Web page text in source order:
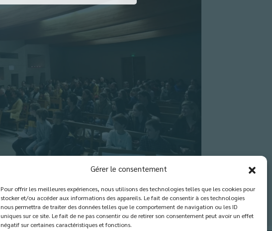
Gérer le consentement
Pour offrir les meilleures expériences, nous utilisons des technologies telles que les cookies pour
stocker et/ou accéder aux informations des appareils. Le fait de consentir à ces technologies
nous permettra de traiter des données telles que le comportement de navigation ou les ID
uniques sur ce site. Le fait de ne pas consentir ou de retirer son consentement peut avoir un effet
négatif sur certaines caractéristiques et fonctions.